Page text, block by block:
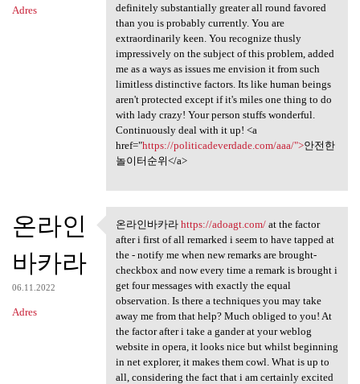
Adres
definitely substantially greater all round favored
than you is probably currently. You are
extraordinarily keen. You recognize thusly
impressively on the subject of this problem, added
me as a ways as issues me envision it from such
limitless distinctive factors. Its like human beings
aren't protected except if it's miles one thing to do
with lady crazy! Your person stuffs wonderful.
Continuously deal with it up! <a
href="https://politicadeverdade.com/aaa/">안전한
놀이터순위</a>
온라인
바카라
06.11.2022
Adres
온라인바카라 https://adoagt.com/ at
온라인바카라 https://adoagt.com/at the factor
after i first of all remarked i seem to have tapped at
the - notify me when new remarks are brought-
checkbox and now every time a remark is brought i
get four messages with exactly the equal
observation. Is there a techniques you may take
away me from that help? Much obliged to you! At
the factor after i take a gander at your weblog
website in opera, it looks nice but whilst beginning
in net explorer, it makes them cowl. What is up to
all, considering the fact that i am certainly excited